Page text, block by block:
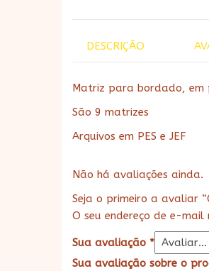
DESCRIÇÃO
Matriz para bordado, em
São 9 matrizes
Arquivos em PES e JEF
Não há avaliações ainda.
Seja o primeiro a avaliar
O seu endereço de e-
Sua avaliação *
Sua avaliação sobre o